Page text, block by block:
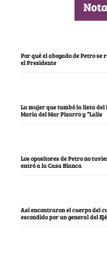
Por qué el abogado de Petro
el Presidente
La mujer que tumbó la lista del
María del Mar Pizarro y “Lalis
Los opositores de Petro no
entró a la Casa Blanca
Así encontraron el cuerpo del
escondido por un general del